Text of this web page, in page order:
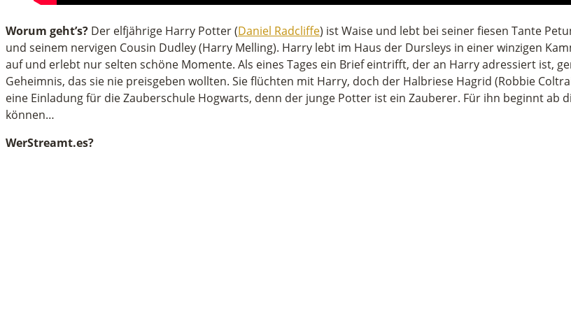
Worum geht’s? Der elfjährige Harry Potter (Daniel Radcliffe) ist Waise und lebt bei seiner fiesen Tante
und seinem nervigen Cousin Dudley (Harry Melling). Harry lebt im Haus der Dursleys in einer winzigen
auf und erlebt nur selten schöne Momente. Als eines Tages ein Brief eintrifft, der an Harry adressiert ist,
Geheimnis, das sie nie preisgeben wollten. Sie flüchten mit Harry, doch der Halbriese Hagrid (Robbie
eine Einladung für die Zauberschule Hogwarts, denn der junge Potter ist ein Zauberer. Für ihn beginnt
können…
WerStreamt.es?